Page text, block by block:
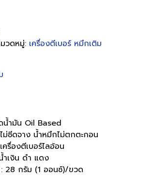
วดหมู่: เครื่องตีเบอร์ หมึกเติม
น้ำมัน Oil Based
ซีดจาง น้ำหมึกไม่ตกตะกอน
ครื่องตีเบอร์ไลอ้อน
เงิน ดำ แดง
28 กรัม (1 ออนซ์)/ขวด